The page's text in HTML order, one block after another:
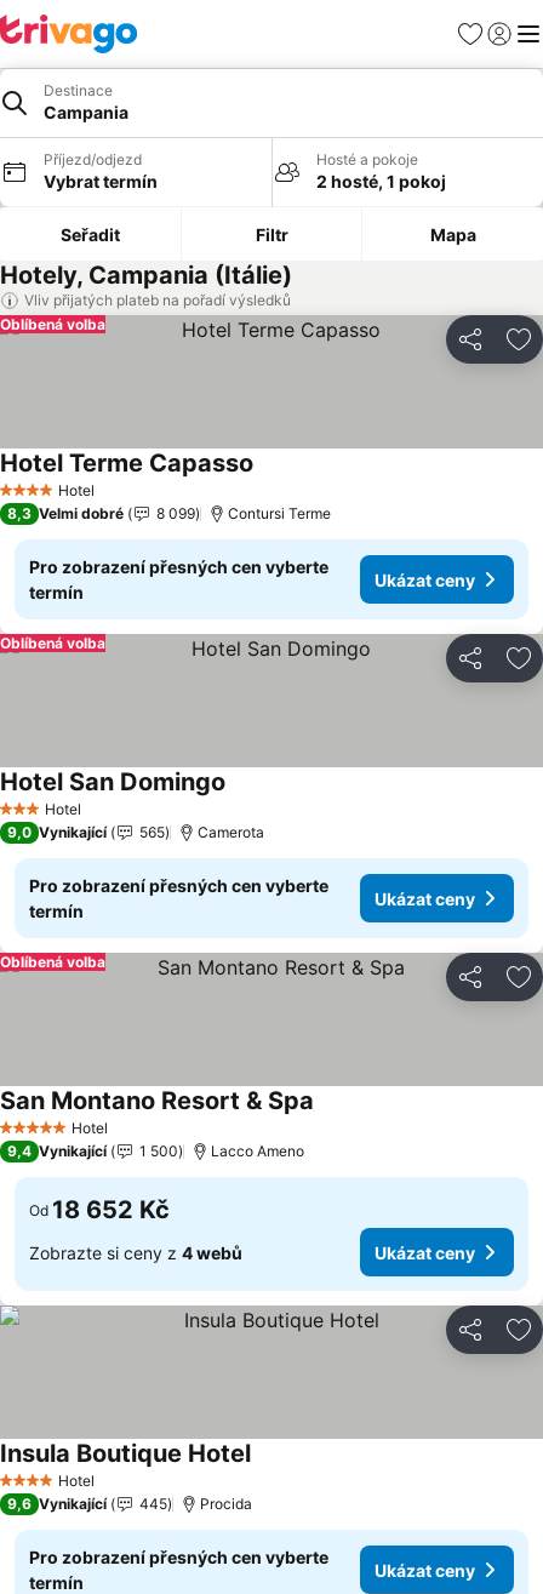
Oblíbené
Destinace
Campania
Příjezd/odjezd
Vybrat termín
Hosté a pokoje
2 hosté, 1 pokoj
Seřadit Filtr Mapa
Hotely, Campania (Itálie)
Vliv přijatých plateb na pořadí výsledků
Sdílet
Oblíbená volba
4 Počet hvězdiček
Hotel
Hotel Terme Capasso
8,3 Velmi dobré 8 099 Contursi Terme
Pro zobrazení přesných cen vyberte
termín
Ukázat ceny
Sdílet
Oblíbená volba
3 Počet hvězdiček
Hotel
Hotel San Domingo
9,0 Vynikající 565 Camerota
Pro zobrazení přesných cen vyberte
termín
Ukázat ceny
Sdílet
Oblíbená volba
5 Počet hvězdiček
Hotel
San Montano Resort & Spa
9,4 Vynikající 1 500 Lacco Ameno
Od 18 652 Kč
Zobrazte si ceny z 4 webů Ukázat ceny
Sdílet
4 Počet hvězdiček
Hotel
Insula Boutique HotelUkázat ceny
9,6 Vynikající 445 Procida
Pro zobrazení přesných cen vyberte
termín
Ukázat ceny